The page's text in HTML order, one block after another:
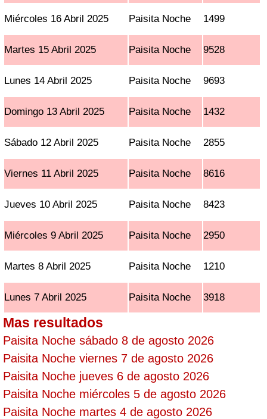
Miércoles 16 Abril 2025 Paisita Noche 1499
Martes 15 Abril 2025 Paisita Noche 9528
Lunes 14 Abril 2025 Paisita Noche 9693
Domingo 13 Abril 2025 Paisita Noche 1432
Sábado 12 Abril 2025 Paisita Noche 2855
Viernes 11 Abril 2025 Paisita Noche 8616
Jueves 10 Abril 2025 Paisita Noche 8423
Miércoles 9 Abril 2025 Paisita Noche 2950
Martes 8 Abril 2025 Paisita Noche 1210
Lunes 7 Abril 2025 Paisita Noche 3918
Mas resultados
Paisita Noche sábado 8 de agosto 2026
Paisita Noche viernes 7 de agosto 2026
Paisita Noche jueves 6 de agosto 2026
Paisita Noche miércoles 5 de agosto 2026
Paisita Noche martes 4 de agosto 2026